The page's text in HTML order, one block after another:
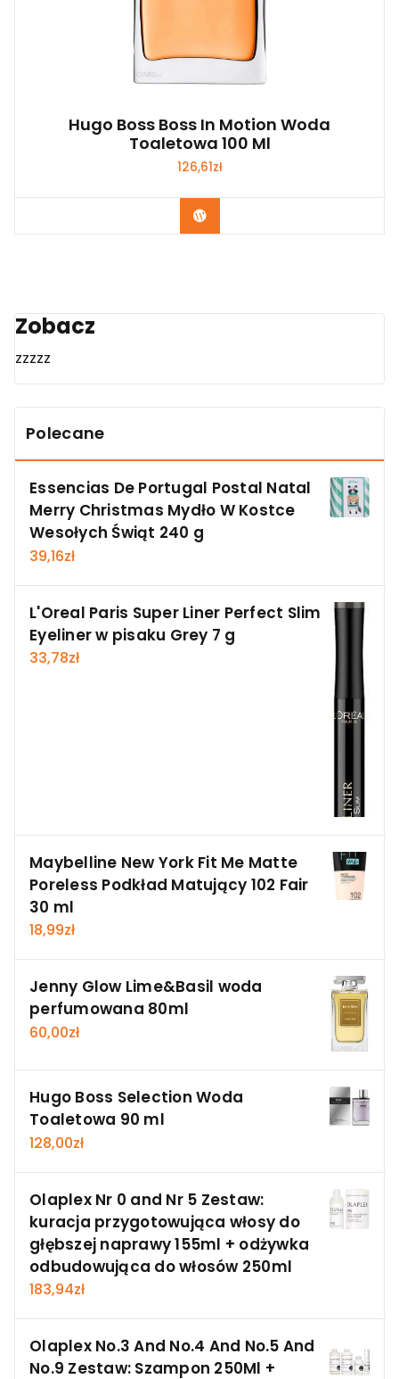
Hugo Boss Boss In Motion Woda
Toaletowa 100 Ml
126,61zł
Zobacz
Zobacz
zzzzz
Polecane
Essencias De Portugal Postal Natal
Merry Christmas Mydło W Kostce
Wesołych Świąt 240 g
39,16zł
L'Oreal Paris Super Liner Perfect Slim
Eyeliner w pisaku Grey 7 g
33,78zł
Maybelline New York Fit Me Matte
Poreless Podkład Matujący 102 Fair
30 ml
18,99zł
Jenny Glow Lime&Basil woda
perfumowana 80ml
60,00zł
Hugo Boss Selection Woda
Toaletowa 90 ml
128,00zł
Olaplex Nr 0 and Nr 5 Zestaw:
kuracja przygotowująca włosy do
głębszej naprawy 155ml + odżywka
odbudowująca do włosów 250ml
183,94zł
Olaplex No.3 And No.4 And No.5 And
No.9 Zestaw: Szampon 250Ml +